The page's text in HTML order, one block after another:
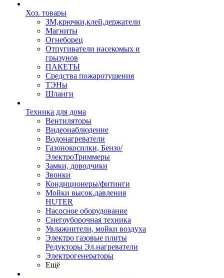
Хоз. товары
ЗМ,крючки,клей,держатели
Магниты
Огнеборец
Отпугиватели насекомых и
грызунов
ПАКЕТЫ
Средства пожаротушения
ТЭНы
Шланги
Техника для дома
Вентиляторы
Видеонаблюдение
Водонагреватели
Газонокосилки, Бензо/
ЭлектроТриммеры
Замки, доводчики
Звонки
Кондиционеры/фитинги
Мойки высок.давления
HUTER
Насосное оборудование
Снегоуборочная техника
Увлажнители, мойки воздуха
Электро газовые плиты
Редукторы Эл.нагреватели
Электрогенераторы
Ещё